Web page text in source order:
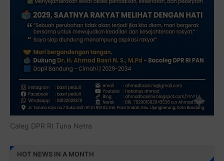
Caleg DPR RI Tuna Netra
HOT NEWS IN A MONTH